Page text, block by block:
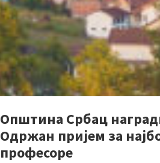
Општина Србац
Одржан пријем за
професоре